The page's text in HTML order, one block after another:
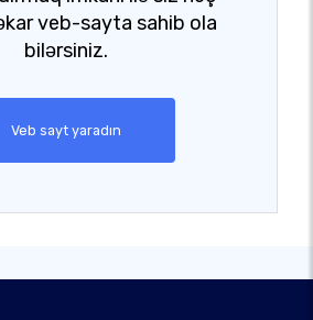
veb-sayta sahib ola
bilərsiniz.
Veb sayt yaradın